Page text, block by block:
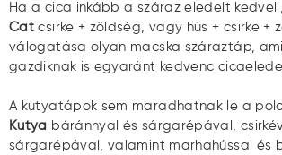
Ha a cica inkább a száraz eledelt
Catcsirke + zöldség, vagy hús + csirke +
válogatása olyan macska száraztáp,
gazdiknak is egyaránt kedvenc
A kutyatápok sem maradhatnak le a
Kutya báránnyal és sárgarépával,
sárgarépával, valamint marhahússal és